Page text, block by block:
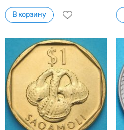
В корзину